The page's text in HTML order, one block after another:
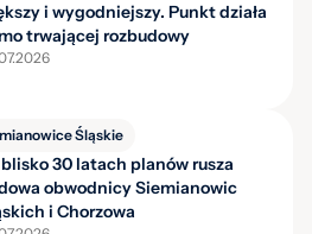
i wygodniejszy. Punkt działa
trwającej rozbudowy
Śląskie
blisko 30 latach planów rusza
obwodnicy Siemianowic
i Chorzowa